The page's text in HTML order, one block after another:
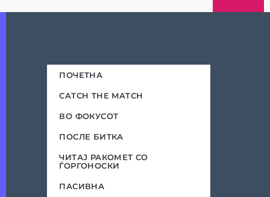
ПОЧЕТНА
CATCH THE MATCH
ВО ФОКУСОТ
ПОСЛЕ БИТКА
ЧИТАЈ РАКОМЕТ СО
ЃОРГОНОСКИ
ПАСИВНА